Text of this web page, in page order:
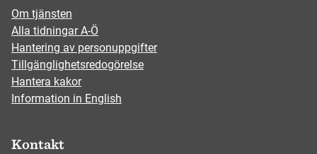
Om tjänsten
Alla tidningar A-Ö
Hantering av personuppgifter
Tillgänglighetsredogörelse
Hantera kakor
Information in English
Kontakt